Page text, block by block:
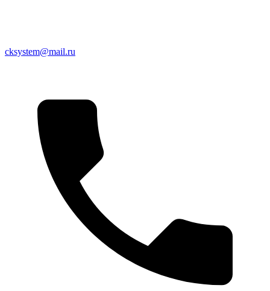
cksystem@mail.ru